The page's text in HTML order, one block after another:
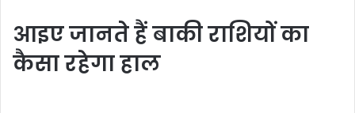
आइए जानते हैं बाकी राशियों का
कैसा रहेगा हाल